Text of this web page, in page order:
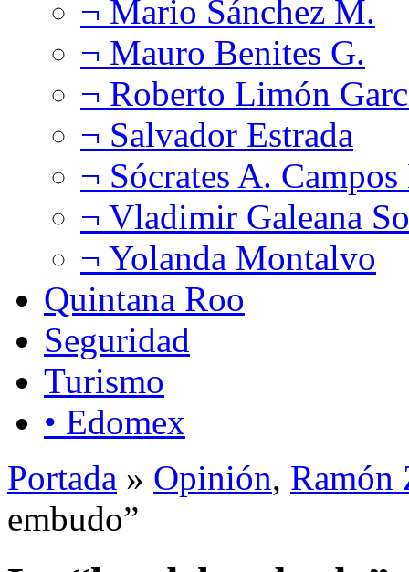
¬ Mario Sánchez M.
¬ Mauro Benites G.
¬ Roberto Limón
¬ Salvador Estrada
¬ Sócrates A.
¬ Vladimir Galeana
¬ Yolanda Montalvo
Quintana Roo
Seguridad
Turismo
• Edomex
Portada » Opinión, Ramón
embudo”